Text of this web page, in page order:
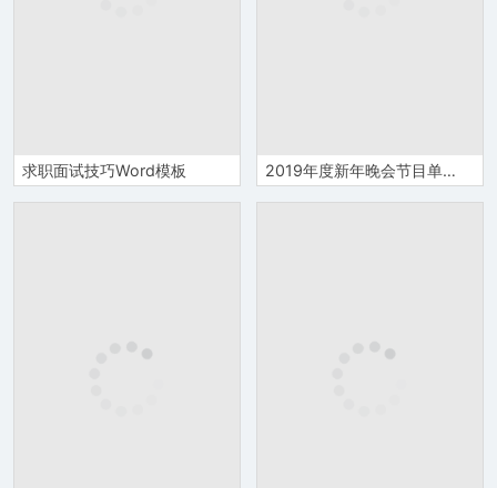
求职面试技巧Word模板 2019年度新年晚会节目单Word模板